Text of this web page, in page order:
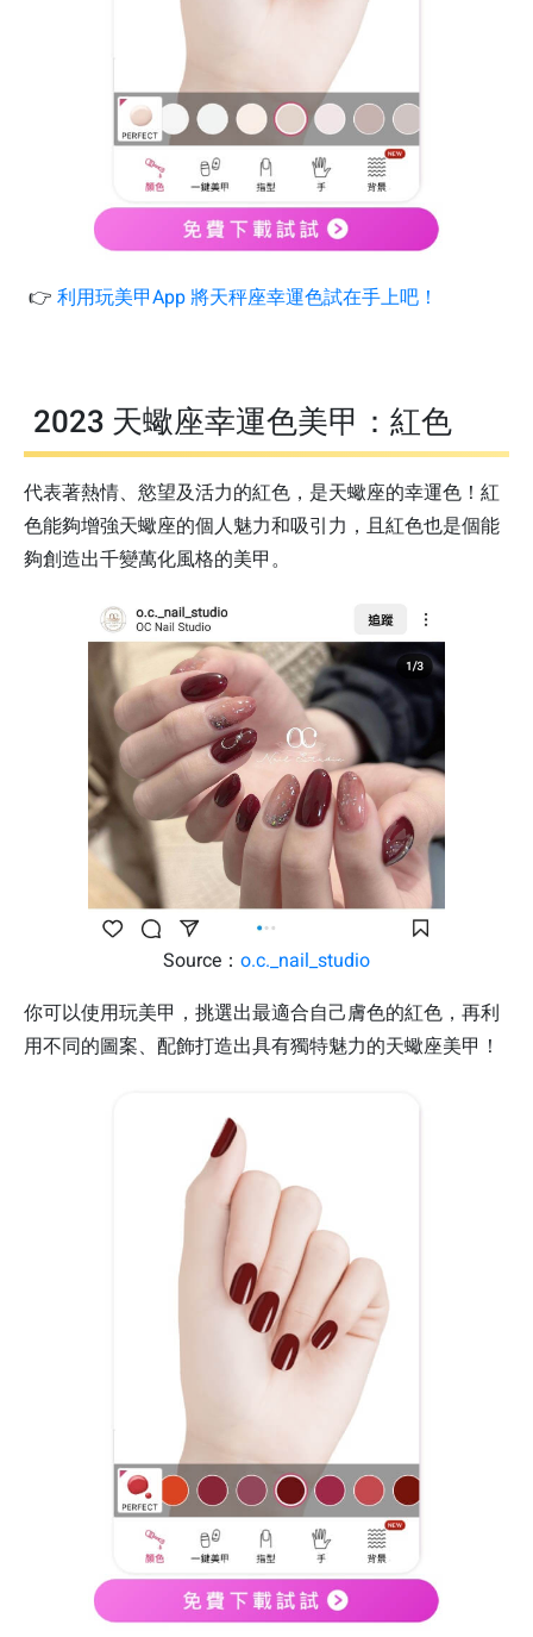
👉 利用玩美甲App 將天秤座幸運色試在手上吧！
2023 天蠍座幸運色美甲：紅色
代表著熱情、慾望及活力的紅色，是天蠍座的幸運色！紅
色能夠增強天蠍座的個人魅力和吸引力，且紅色也是個能
夠創造出千變萬化風格的美甲。
Source： o.c._nail_studio
你可以使用玩美甲，挑選出最適合自己膚色的紅色，再利
用不同的圖案、配飾打造出具有獨特魅力的天蠍座美甲！